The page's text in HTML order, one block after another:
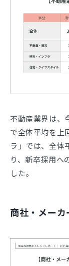
不動産業界は、
で全体平均を上
ラ」では、全体
り、新卒採用へ
した。
商社・メーカ